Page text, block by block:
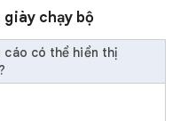
giày chạy bộ
cáo có thể hiển thị